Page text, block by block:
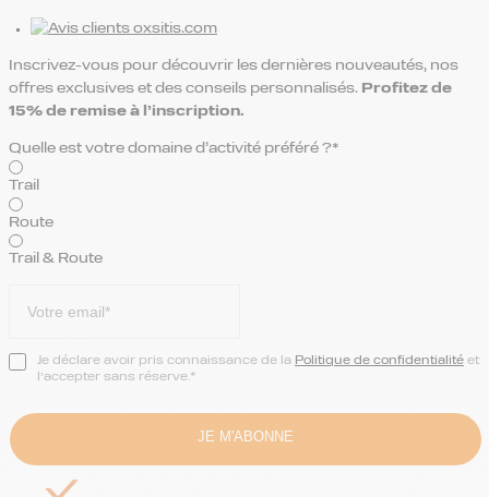
Inscrivez-vous pour découvrir les dernières nouveautés, nos
offres exclusives et des conseils personnalisés. Profitez de
15% de remise à l’inscription.
Quelle est votre domaine d’activité préféré ?*
Trail
Route
Trail & Route
Je déclare avoir pris connaissance de la Politique de confidentialité et
l’accepter sans réserve.*